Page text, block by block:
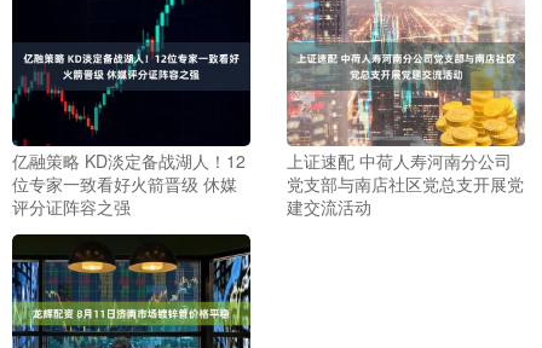
亿融策略 KD淡定备战湖人！12
位专家一致看好火箭晋级 休媒
评分证阵容之强
上证速配 中荷人寿河南分公司
党支部与南店社区党总支开展党
建交流活动